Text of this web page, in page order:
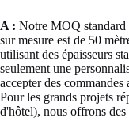
A : Notre MOQ standard
sur mesure est de 50
utilisant des épaisseurs
seulement une
accepter des commandes
Pour les grands projets
d'hôtel), nous offrons des